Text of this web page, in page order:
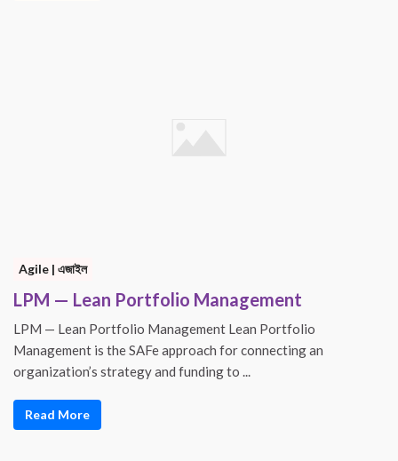
Agile | এজাইল
LPM — Lean Portfolio Management
LPM — Lean Portfolio Management Lean Portfolio
Management is the SAFe approach for connecting an
organization’s strategy and funding to ...
Read More